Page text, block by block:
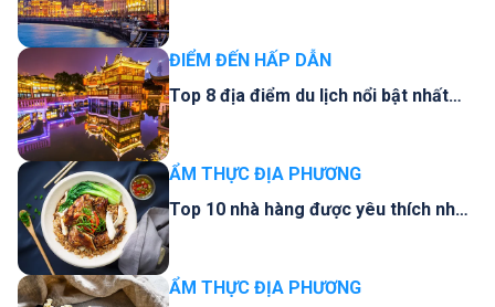
ĐIỂM ĐẾN HẤP DẪN
Top 8 địa điểm du lịch nổi bật nhất
ẨM THỰC ĐỊA PHƯƠNG
Top 10 nhà hàng được yêu thích nhất
ẨM THỰC ĐỊA PHƯƠNG